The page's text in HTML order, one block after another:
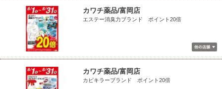
カワチ薬品/富岡店
エステー消臭力ブランド ポイント20倍
カワチ薬品/富岡店
カビキラーブランド ポイント20倍